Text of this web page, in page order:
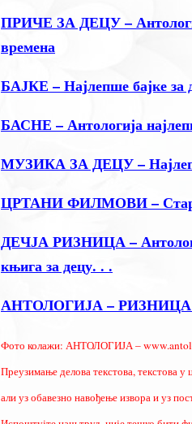
ПРИЧЕ ЗА ДЕЦУ –
времена
БАЈКЕ – Најлепше бајке за
БАСНЕ – Антологија
МУЗИКА ЗА ДЕЦУ –
ЦРТАНИ ФИЛМОВИ – Стари,
ДЕЧЈА РИЗНИЦА –
књига за децу. . .
АНТОЛОГИЈА –
Фото колажи: АНТОЛОГИЈА –
Преузимање делова текстова, текстова у
али уз обавезно навођење извора и уз